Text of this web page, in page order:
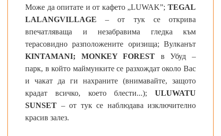
Може да опитате и от кафето „LUWAK”; TEGAL
LALANGVILLAGE – от тук се открива
впечатляваща и незабравима гледка към
терасовидно разположените оризища; Вулканът
KINTAMANI; MONKEYFOREST в Убуд –
парк, в който маймунките се разхождат около Вас
и чакат да ги нахраните (внимавайте, защото
крадат всичко, което блести...); ULUWATU
SUNSET – от тук се наблюдава изключително
красив залез.